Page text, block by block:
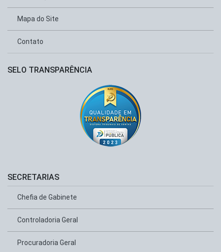
Mapa do Site
Contato
SELO TRANSPARÊNCIA
SECRETARIAS
Chefia de Gabinete
Controladoria Geral
Procuradoria Geral